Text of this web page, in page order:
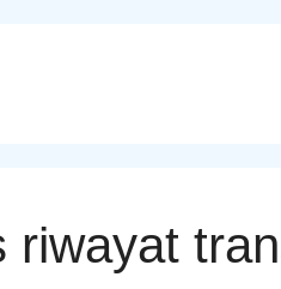
riwayat